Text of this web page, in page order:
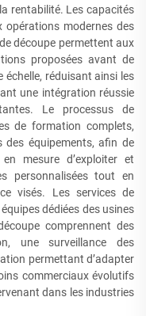
rentabilité. Les capacités
opérations modernes des
découpe permettent aux
proposées avant de
échelle, réduisant ainsi les
une intégration réussie
Le processus de
de formation complets,
équipements, afin de
mesure d’exploiter et
personnalisées tout en
visés. Les services de
dédiées des usines
comprennent des
une surveillance des
permettant d’adapter
commerciaux évolutifs
dans les industries